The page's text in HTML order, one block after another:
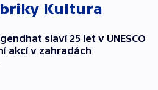
Kultura
slaví 25 let v UNESCO
akcí v zahradách